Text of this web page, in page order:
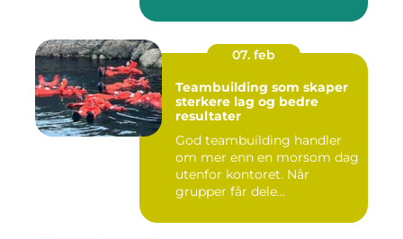
07. feb
Teambuilding som skaper
sterkere lag og bedre
resultater
God teambuilding handler
om mer enn en morsom dag
utenfor kontoret. Når
grupper får dele